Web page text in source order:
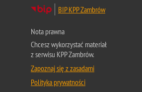
BIP KPP Zambrów
Nota prawna
Chcesz wykorzystać materiał
z serwisu KPP Zambrów.
Zapoznaj się z zasadami
Polityka prywatności